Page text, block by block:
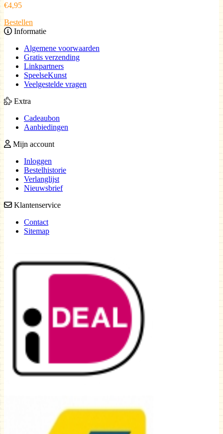
€4,95
Bestellen
Informatie
Algemene voorwaarden
Gratis verzending
Linkpartners
SpeelseKunst
Veelgestelde vragen
Extra
Cadeaubon
Aanbiedingen
Mijn account
Inloggen
Bestelhistorie
Verlanglijst
Nieuwsbrief
Klantenservice
Contact
Sitemap